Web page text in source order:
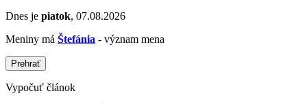
Dnes je piatok, 07.08.2026
Meniny má Štefánia - význam mena
Prehrať
Vypočuť článok